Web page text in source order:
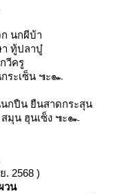
นกผีบ้า
ทู้ปลาบู๋
วีครู
กระเซ็น ๚ะ๛
นกปืน ยืนสาดกระสุน
มุน ฮุนเซ็ง ๚ะ๛
. 2568 )
วน